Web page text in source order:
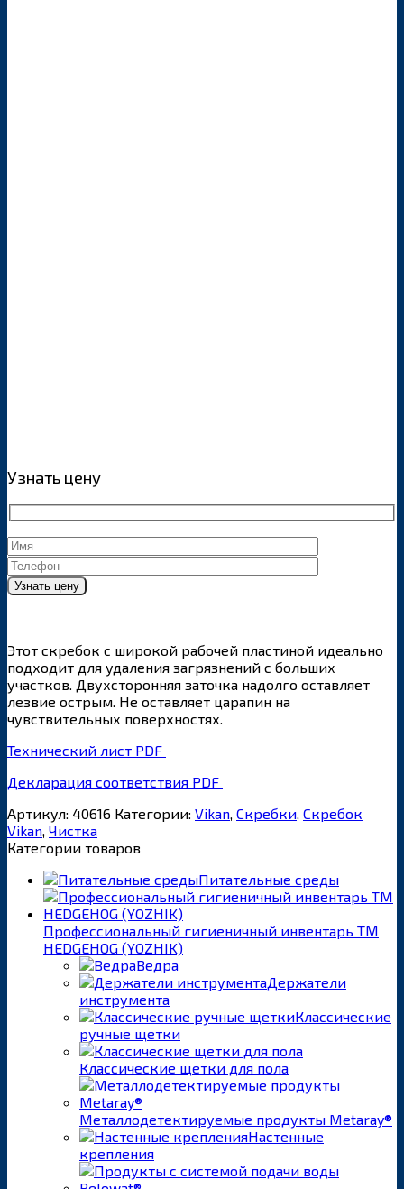
Узнать цену
Этот скребок с широкой рабочей пластиной идеально
подходит для удаления загрязнений с больших
участков. Двухсторонняя заточка надолго оставляет
лезвие острым. Не оставляет царапин на
чувствительных поверхностях.
Технический лист PDF
Декларация соответствия PDF
Артикул: 40616 Категории: Vikan, Скребки, Скребок
Vikan, Чистка
Категории товаров
Питательные среды
Профессиональный гигиеничный инвентарь ТМ
HEDGEHOG (YOZHIK)
Ведра
Держатели
инструмента
Классические
ручные щетки
Классические щетки для пола
Металлодетектируемые продукты Metaray®
Настенные
крепления